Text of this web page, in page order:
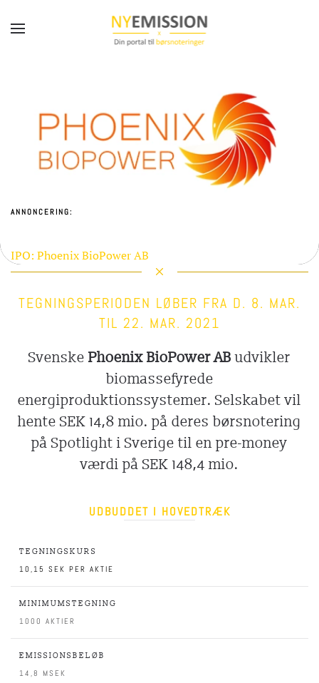
Gå til hovedindhold
ANNONCERING:
IPO: Phoenix BioPower AB
TEGNINGSPERIODEN LØBER FRA D. 8. MAR.
TIL 22. MAR. 2021
Svenske Phoenix BioPower AB udvikler
biomassefyrede
energiproduktionssystemer. Selskabet vil
hente SEK 14,8 mio. på deres børsnotering
på Spotlight i Sverige til en pre-money
værdi på SEK 148,4 mio.
UDBUDDET I HOVEDTRÆK
TEGNINGSKURS
10,15 SEK PER AKTIE
MINIMUMSTEGNING
1000 AKTIER
EMISSIONSBELØB
14,8 MSEK